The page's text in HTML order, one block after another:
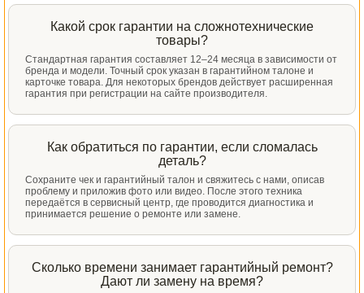
Какой срок гарантии на сложнотехнические
товары?
Стандартная гарантия составляет 12–24 месяца в зависимости от
бренда и модели. Точный срок указан в гарантийном талоне и
карточке товара. Для некоторых брендов действует расширенная
гарантия при регистрации на сайте производителя.
Как обратиться по гарантии, если сломалась
деталь?
Сохраните чек и гарантийный талон и свяжитесь с нами, описав
проблему и приложив фото или видео. После этого техника
передаётся в сервисный центр, где проводится диагностика и
принимается решение о ремонте или замене.
Сколько времени занимает гарантийный ремонт?
Дают ли замену на время?